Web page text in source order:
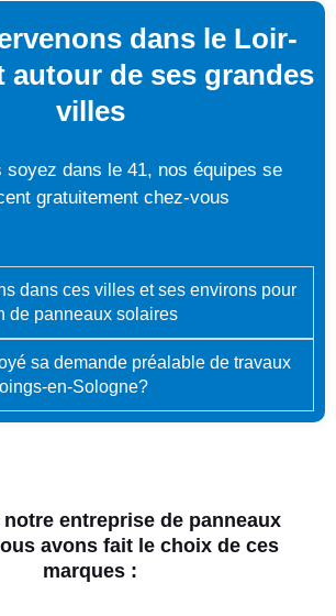
dans le Loir-
autour de ses grandes
villes
soyez dans le 41, nos équipes se
gratuitement chez-vous
dans ces villes et ses environs pour
de panneaux solaires
sa demande préalable de travaux
en-Sologne?
entreprise de panneaux
avons fait le choix de ces
marques :